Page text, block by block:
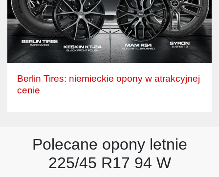
Berlin Tires: niemieckie opony w atrakcyjnej
cenie
Polecane opony letnie
225/45 R17 94 W